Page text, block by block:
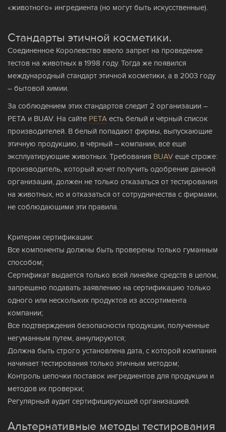
«животного» ингредиента (но могут быть искусственные).
Стандарты этичной косметики.
Соединенное Королевство ввело запрет на проведение
тестов на животных в 1998 году. Тогда же появился
международный стандарт этичной косметики, а в 2003 году
– бытовой химии.
За соблюдением этих стандартов следит 2 организации –
PETA и BUAV. На сайте PETA есть белый и чёрный список
производителей. В белый попадают фирмы, выпускающие
этичную продукцию, в чёрный – компании, всё ещё
эксплуатирующие животных. Требования BUAV ещё строже:
производитель, который хочет получить одобрение данной
организации, должен не только отказаться от тестирования
на животных, но и отказаться от сотрудничества с фирмами,
не соблюдающими эти правила.
Критерии сертификации:
Все компоненты должны быть проверены только гуманным
способом;
Сертификат выдается только всей линейке средств в целом,
запрещено подавать заявлению на сертификацию только
одного или нескольких продуктов из ассортимента
компании;
Все подтверждения безопасности продукции, полученные
негуманным путем, аннулируются;
Должна быть строго установлена дата, с которой компания
начинает тестирования только этичным методом;
Контроль цепочки поставок ингредиентов для продукции и
методов их проверки;
Регулярный аудит сертифицирующей организацией.
Альтернативные методы тестирования